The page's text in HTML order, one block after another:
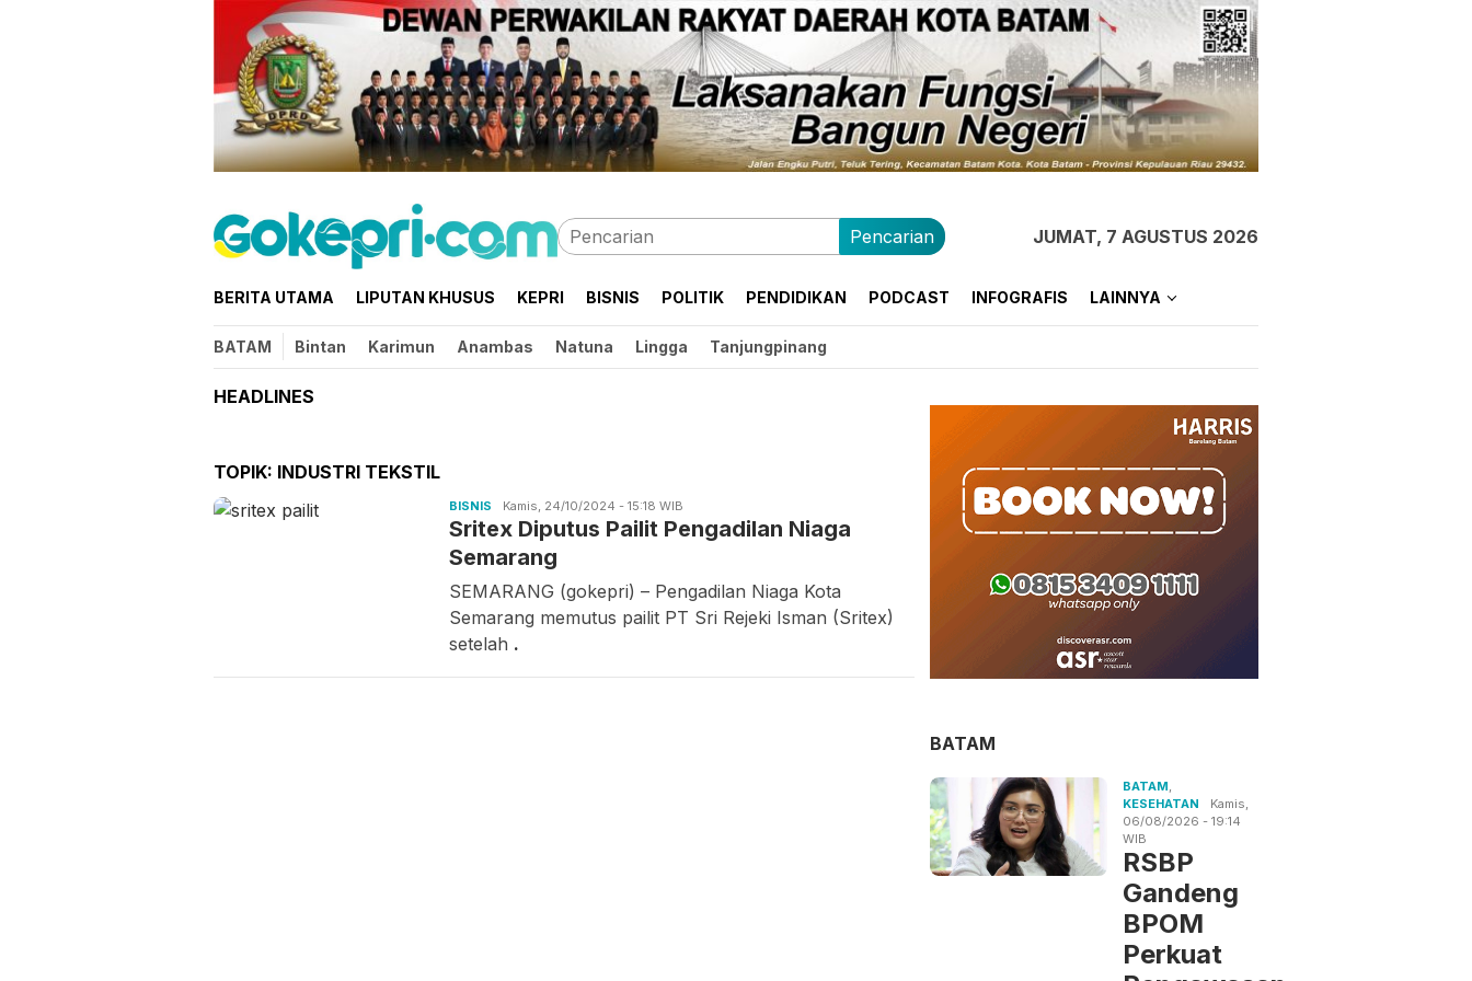
Pencarian JUMAT, 7 AGUSTUS 2026
BERITA UTAMA LIPUTAN KHUSUS KEPRI BISNIS POLITIK PENDIDIKAN PODCAST INFOGRAFIS LAINNYA
BATAM Bintan Karimun Anambas Natuna Lingga Tanjungpinang
HEADLINES
TOPIK: INDUSTRI TEKSTIL
BISNIS Candra
Gunawan
Kamis, 24/10/2024 - 15:18 WIB
Sritex Diputus Pailit Pengadilan Niaga
Semarang
SEMARANG (gokepri) – Pengadilan Niaga Kota
Semarang memutus pailit PT Sri Rejeki Isman (Sritex)
setelah .
BATAM
BATAM,
KESEHATAN
Kamis,
06/08/2026 - 19:14
WIB
RSBP
Gandeng
BPOM
Perkuat